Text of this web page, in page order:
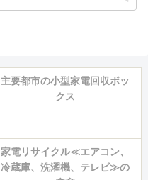
主要都市の小型家電回収ボッ
クス
家電リサイクル≪エアコン、
冷蔵庫、洗濯機、テレビ≫の